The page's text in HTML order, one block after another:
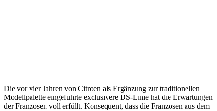
Die vor vier Jahren von Citroen als Ergänzung zur traditionellen
Modellpalette eingeführte exclusivere DS-Linie hat die Erwartungen
der Franzosen voll erfüllt. Konsequent, dass die Franzosen aus dem